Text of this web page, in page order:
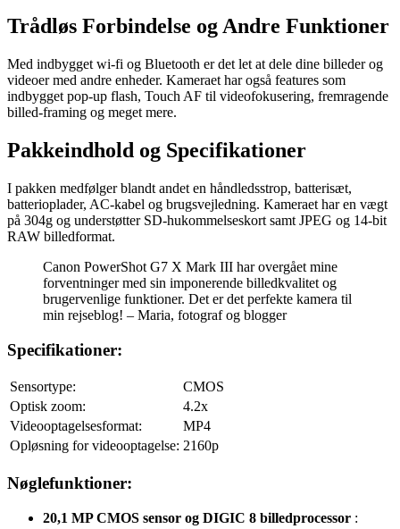
Trådløs Forbindelse og Andre Funktioner
Med indbygget wi-fi og Bluetooth er det let at dele dine billeder og
videoer med andre enheder. Kameraet har også features som
indbygget pop-up flash, Touch AF til videofokusering, fremragende
billed-framing og meget mere.
Pakkeindhold og Specifikationer
I pakken medfølger blandt andet en håndledsstrop, batterisæt,
batterioplader, AC-kabel og brugsvejledning. Kameraet har en vægt
på 304g og understøtter SD-hukommelseskort samt JPEG og 14-bit
RAW billedformat.
Canon PowerShot G7 X Mark III har overgået mine
forventninger med sin imponerende billedkvalitet og
brugervenlige funktioner. Det er det perfekte kamera til
min rejseblog! – Maria, fotograf og blogger
Specifikationer:
Sensortype:
CMOS
Optisk zoom:
4.2x
Videooptagelsesformat:
MP4
Opløsning for videooptagelse: 2160p
Nøglefunktioner:
20,1 MP CMOS sensor og DIGIC 8 billedprocessor :